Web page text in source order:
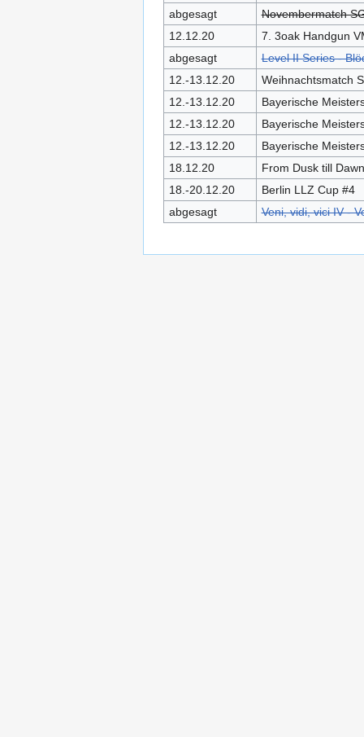
abgesagt
Novembermatch
12.12.20
7. 3oak Handgun
abgesagt
Level II Series -
12.-13.12.20
Weihnachtsmatch
12.-13.12.20
Bayerische
12.-13.12.20
Bayerische
12.-13.12.20
Bayerische
18.12.20
From Dusk till
18.-20.12.20
Berlin LLZ Cup #4
abgesagt
Veni, vidi, vici IV -